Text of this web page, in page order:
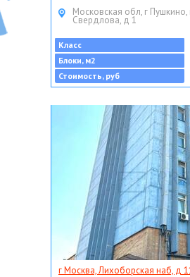
Московская обл, г Пушкино,
Свердлова, д 1
Класс
Блоки, м2
Стоимость, руб
г Москва, Лихоборская наб, д